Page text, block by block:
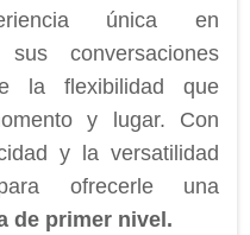
Graficos
única en
conversaciones
la flexibilidad que
y lugar. Con
y la versatilidad
ofrecerle una
de primer nivel.